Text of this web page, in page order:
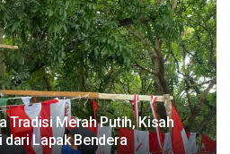
Tradisi Merah Putih, Kisah
Lapak Bendera